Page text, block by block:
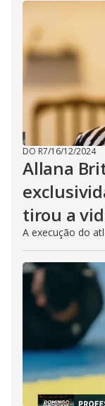
DO R7/16/12/2024
Allana
tirou a
A execução do